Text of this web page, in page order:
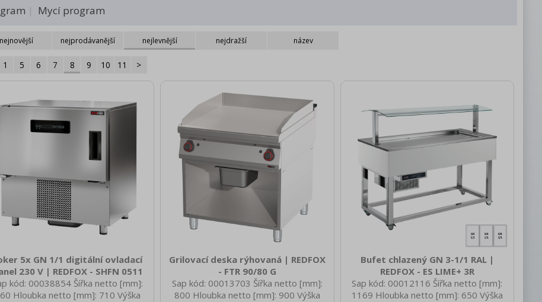
Mycí program
nejnovější nejprodávanější nejlevnější nejdražší název
1 5 6 7 8 9 10 11 >
5x GN 1/1 digitální ovladací
230 V | REDFOX - SHFN 0511
kód: 00038854 Šířka netto [mm]:
Hloubka netto [mm]: 710 Výška
Grilovací deska rýhovaná | REDFOX
- FTR 90/80 G
Sap kód: 00013703 Šířka netto [mm]:
800 Hloubka netto [mm]: 900 Výška
Bufet chlazený GN 3-1/1 RAL |
REDFOX - ES LIME+ 3R
Sap kód: 00012116 Šířka netto [mm]:
1169 Hloubka netto [mm]: 650 Výška